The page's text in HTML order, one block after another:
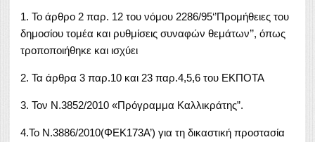
1. Το άρθρο 2 παρ. 12 του νόμου 2286/95‘’Προμήθειες του
δημοσίου τομέα και ρυθμίσεις συναφών θεμάτων’’, όπως
τροποποιήθηκε και ισχύει
2. Τα άρθρα 3 παρ.10 και 23 παρ.4,5,6 του ΕΚΠΟΤΑ
3. Τον Ν.3852/2010 «Πρόγραμμα Καλλικράτης”.
4.Το Ν.3886/2010(ΦΕΚ173Α’) για τη δικαστική προστασία